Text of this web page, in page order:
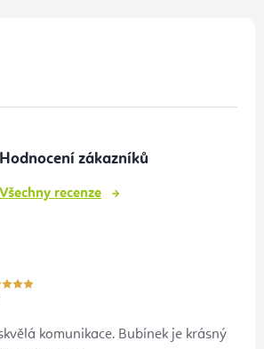
Hodnocení zákazníků
Všechny recenze
komunikace. Bubínek je krásný